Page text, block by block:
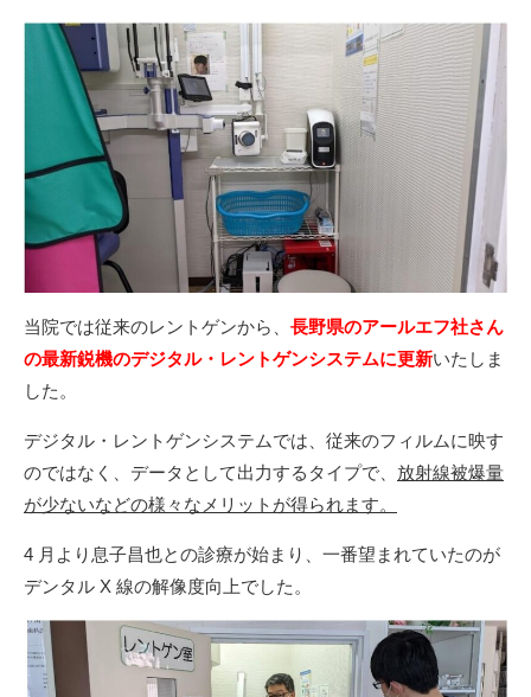
当院では従来のレントゲンから、 長野県のアールエフ社さん
の最新鋭機のデジタル・レントゲンシステムに更新いたしま
した。
デジタル・レントゲンシステムでは、従来のフィルムに映す
のではなく、データとして出力するタイプで、 放射線被爆量
が少ないなどの様々なメリットが得られます。
4 月より息子昌也との診療が始まり、一番望まれていたのが
デンタル X 線の解像度向上でした。